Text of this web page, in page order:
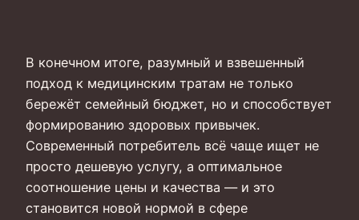
В конечном итоге, разумный и взвешенный
подход к медицинским тратам не только
бережёт семейный бюджет, но и способствует
формированию здоровых привычек.
Современный потребитель всё чаще ищет не
просто дешевую услугу, а оптимальное
соотношение цены и качества — и это
становится новой нормой в сфере